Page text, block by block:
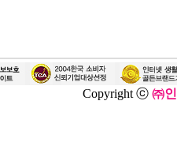
Copyright ⓒ ㈜